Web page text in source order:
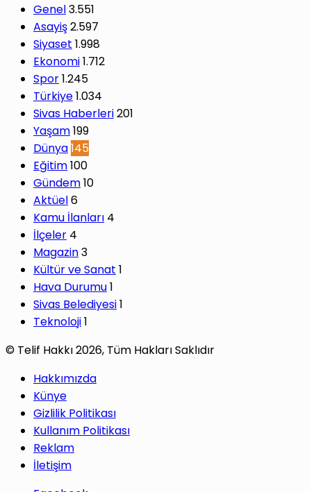
Genel3.551
Asayiş2.597
Siyaset 1.998
Ekonomi1.712
Spor1.245
Türkiye1.034
Sivas Haberleri201
Yaşam199
Dünya145
Eğitim100
Gündem10
Aktüel6
Kamu İlanları 4
İlçeler 4
Magazin3
Kültür ve Sanat 1
Hava Durumu1
Sivas Belediyesi1
Teknoloji1
© Telif Hakkı 2026, Tüm Hakları Saklıdır
Hakkımızda
Künye
Gizlilik Politikası
Kullanım Politikası
Reklam
İletişim